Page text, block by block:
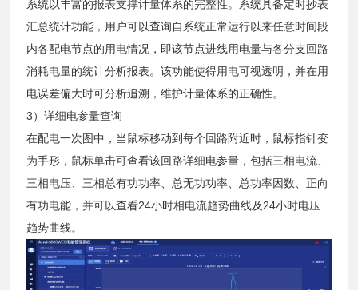
系统以丰富的报表支撑计量体系的完整性。系统具备定时抄表
汇总统计功能，用户可以查询自系统正常运行以来任意时间段
内各配电节点的用电情况，即该节点进线用电量与各分支回路
消耗电量的统计分析报表。该功能使得用电可视透明，并在用
电误差偏大时可分析追溯，维护计量体系的正确性。
3）详细电参量查询
在配电一次图中，当鼠标移动到每个回路附近时，鼠标指针变
为手形，鼠标单击可查看该回路详细电参量，包括三相电流、
三相电压、三相总有功功率、总无功功率、总功率因数、正向
有功电能，并可以查看24小时相电流趋势曲线及24小时电压
趋势曲线。